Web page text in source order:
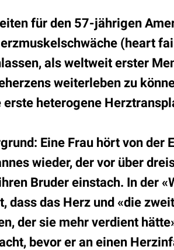
für den 57-jährigen
(heart
als weltweit erster
weiterleben zu
heterogene
Eine Frau hört von der
wieder, der vor über
Bruder einstach. In der
dass das Herz und «die
der sie mehr verdient
bevor er an einen